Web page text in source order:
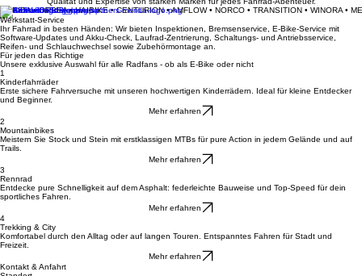
Werkstatt anfragen
Qualität und Expertise von starken Marken für jedes Fahrrad-Abenteuer.
MERIDA • ORBEA • HAIBIKE • CENTURION • AMFLOW • NORCO • TRANSITION • WINORA •
Werkstatt-Service
Ihr Fahrrad in besten Händen: Wir bieten Inspektionen, Bremsenservice, E-Bike-Service mit
Software-Updates und Akku-Check, Laufrad-Zentrierung, Schaltungs- und Antriebsservice,
Reifen- und Schlauchwechsel sowie Zubehörmontage an.
Für jeden das Richtige
Unsere exklusive Auswahl für alle Radfans - ob als E-Bike oder nicht
1
Erste sichere Fahrversuche mit unseren hochwertigen Kinderrädern. Ideal für kleine Entdecker
und Beginner.
Mehr erfahren
2
Meistern Sie Stock und Stein mit erstklassigen MTBs für pure Action in jedem Gelände und auf
Trails.
Mehr erfahren
3
Entdecke pure Schnelligkeit auf dem Asphalt: federleichte Bauweise und Top-Speed für dein
sportliches Fahren.
Mehr erfahren
4
Komfortabel durch den Alltag oder auf langen Touren. Entspanntes Fahren für Stadt und
Freizeit.